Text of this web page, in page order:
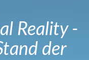
Reality -
der